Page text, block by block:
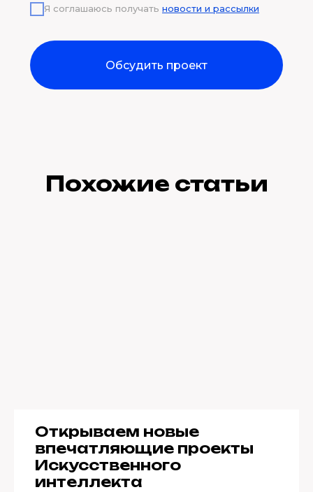
Я соглашаюсь получать новости и рассылки
Обсудить проект
Похожие статьи
Открываем новые
впечатляющие проекты
Искусственного
интеллекта